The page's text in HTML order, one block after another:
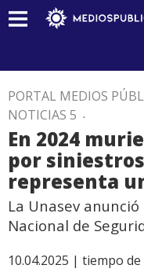
PORTAL MEDIOS
NOTICIAS 5 .
En 2024
por
representa
La Unasev
Nacional de
10.04.2025 | tiempo de